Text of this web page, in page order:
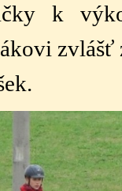
k
zvlášť